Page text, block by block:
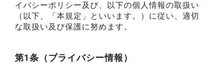
イバシーポリシー及び、以下の個人情報の取扱い
（以下、「本規定」といいます。）に従い、適切
な取扱い及び保護に努めます。
第1条（プライバシー情報）